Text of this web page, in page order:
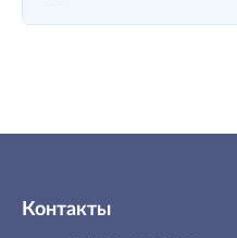
Контакты